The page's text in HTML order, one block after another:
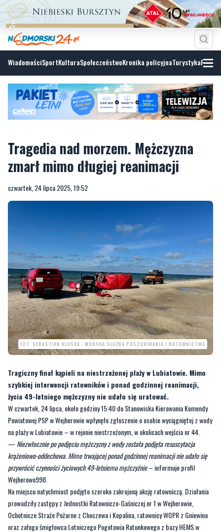
WiadomościSportKulturaSpołeczeństwoKronika policyjnaTurystyka
Tragedia nad morzem. Mężczyzna
czwartek, 24 lipca 2025, 19:52
FOT. SEBASTIAN KLUSKA - MORSKA SŁUŻBA POSZUKIWANIA I RATOWNICTWA
Tragiczny finał kąpieli na niestrzeżonej plaży w Lubiatowie. Mimo
szybkiej interwencji ratowników i ponad godzinnej reanimacji,
W czwartek, 24 lipca, około godziny 15:40 do Stanowiska Kierowania Komendy
Powiatowej PSP w Wejherowie wpłynęło zgłoszenie o osobie wyciągniętej z wody
na plaży w Lubiatowie – w rejonie niestrzeżonym, w okolicach wejścia nr 44.
—Niezwłocznie po podjęciu mężczyzny z wody została podjęta resuscytacja
krążeniowo-oddechowa. Mimo trwającej ponad godzinnej reanimacji nie udało się
przywrócić czynności życiowych 49-letniemu mężczyźnie– informuje profil
Wejherowo998.
Na miejscu natychmiast podjęto szeroko zakrojoną akcję ratowniczą. Działania
prowadziły zastępy z Jednostki Ratowniczo-Gaśniczej nr 1 w Wejherowie,
Ochotnicze Straże Pożarne z Choczewa i Kopalina, ratownicy WOPR z Gniewina
oraz załoga śmigłowca Lotniczego Pogotowia Ratunkowego z bazy HEMS w
Gdańsku. Do akcji włączyła się również Służba SAR – BSR Łeba.
Niestety, pomimo ogromnych starań służb ratunkowych i dramatycznej walki o
życie mężczyzny, zdarzenie zakończyło się tragicznie.